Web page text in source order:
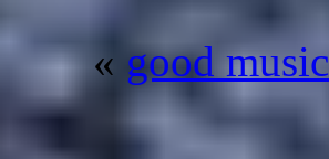
« good music